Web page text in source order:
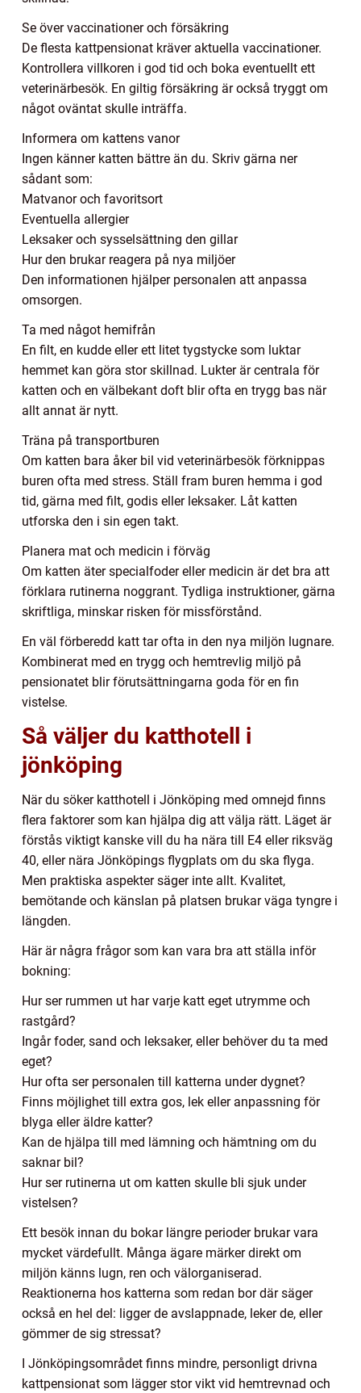
Se över vaccinationer och försäkring
De flesta kattpensionat kräver aktuella vaccinationer.
Kontrollera villkoren i god tid och boka eventuellt ett
veterinärbesök. En giltig försäkring är också tryggt om
något oväntat skulle inträffa.
Informera om kattens vanor
Ingen känner katten bättre än du. Skriv gärna ner
sådant som:
Matvanor och favoritsort
Eventuella allergier
Leksaker och sysselsättning den gillar
Hur den brukar reagera på nya miljöer
Den informationen hjälper personalen att anpassa
omsorgen.
Ta med något hemifrån
En filt, en kudde eller ett litet tygstycke som luktar
hemmet kan göra stor skillnad. Lukter är centrala för
katten och en välbekant doft blir ofta en trygg bas när
allt annat är nytt.
Träna på transportburen
Om katten bara åker bil vid veterinärbesök förknippas
buren ofta med stress. Ställ fram buren hemma i god
tid, gärna med filt, godis eller leksaker. Låt katten
utforska den i sin egen takt.
Planera mat och medicin i förväg
Om katten äter specialfoder eller medicin är det bra att
förklara rutinerna noggrant. Tydliga instruktioner, gärna
skriftliga, minskar risken för missförstånd.
En väl förberedd katt tar ofta in den nya miljön lugnare.
Kombinerat med en trygg och hemtrevlig miljö på
pensionatet blir förutsättningarna goda för en fin
vistelse.
Så väljer du katthotell i
jönköping
När du söker katthotell i Jönköping med omnejd finns
flera faktorer som kan hjälpa dig att välja rätt. Läget är
förstås viktigt kanske vill du ha nära till E4 eller riksväg
40, eller nära Jönköpings flygplats om du ska flyga.
Men praktiska aspekter säger inte allt. Kvalitet,
bemötande och känslan på platsen brukar väga tyngre i
längden.
Här är några frågor som kan vara bra att ställa inför
bokning:
Hur ser rummen ut har varje katt eget utrymme och
rastgård?
Ingår foder, sand och leksaker, eller behöver du ta med
eget?
Hur ofta ser personalen till katterna under dygnet?
Finns möjlighet till extra gos, lek eller anpassning för
blyga eller äldre katter?
Kan de hjälpa till med lämning och hämtning om du
saknar bil?
Hur ser rutinerna ut om katten skulle bli sjuk under
vistelsen?
Ett besök innan du bokar längre perioder brukar vara
mycket värdefullt. Många ägare märker direkt om
miljön känns lugn, ren och välorganiserad.
Reaktionerna hos katterna som redan bor där säger
också en hel del: ligger de avslappnade, leker de, eller
gömmer de sig stressat?
I Jönköpingsområdet finns mindre, personligt drivna
kattpensionat som lägger stor vikt vid hemtrevnad och